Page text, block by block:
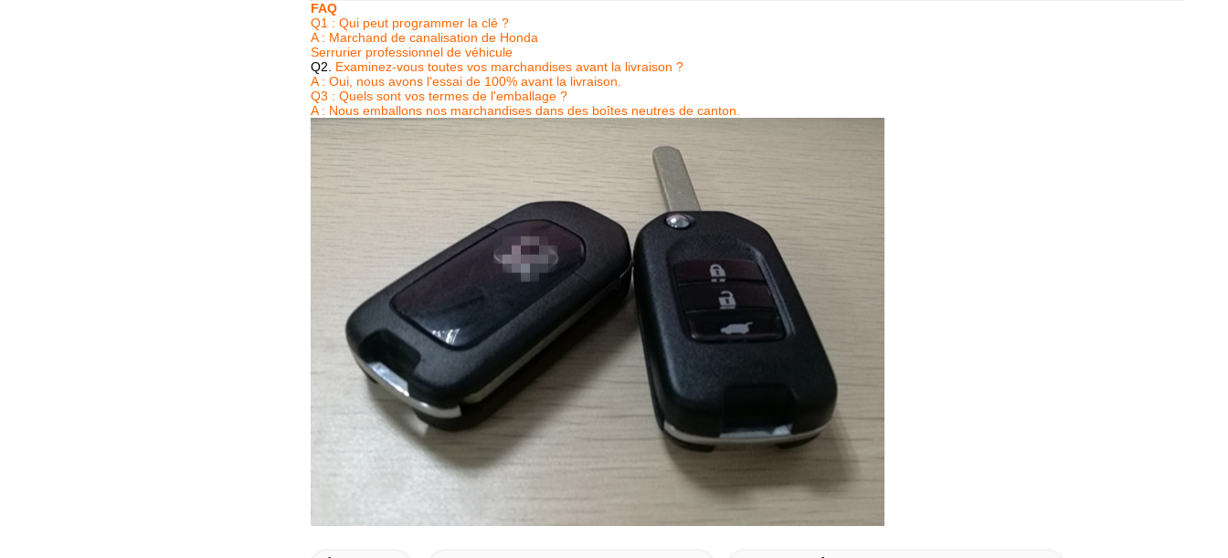
FAQ
Q1 : Qui peut programmer la clé ?
A : Marchand de canalisation de Honda
Serrurier professionnel de véhicule
Q2. Examinez-vous toutes vos marchandises avant la livraison ?
A : Oui, nous avons l'essai de 100% avant la livraison.
Q3 : Quels sont vos termes de l'emballage ?
A : Nous emballons nos marchandises dans des boîtes neutres de canton.